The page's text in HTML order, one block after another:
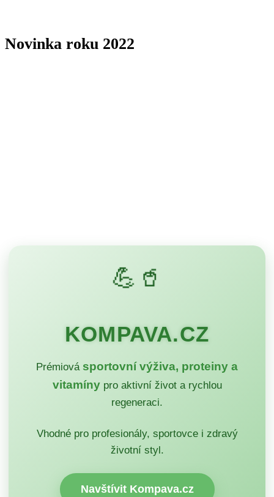
Novinka roku 2022
💪🥤
KOMPAVA.CZ
Prémiová sportovní výživa, proteiny a
vitamínypro aktivní život a rychlou
regeneraci.
Vhodné pro profesionály, sportovce i zdravý
životní styl.
Navštívit Kompava.cz